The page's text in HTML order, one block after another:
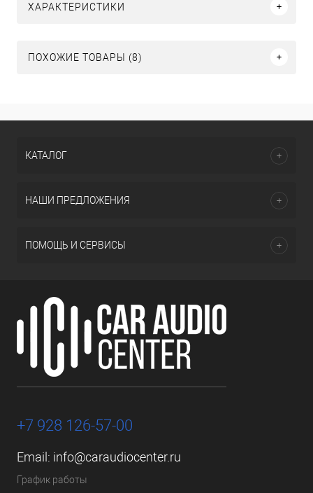
ХАРАКТЕРИСТИКИ
ПОХОЖИЕ ТОВАРЫ (8)
КАТАЛОГ
НАШИ ПРЕДЛОЖЕНИЯ
ПОМОЩЬ И СЕРВИСЫ
+7 928 126-57-00
Email: info@caraudiocenter.ru
График работы